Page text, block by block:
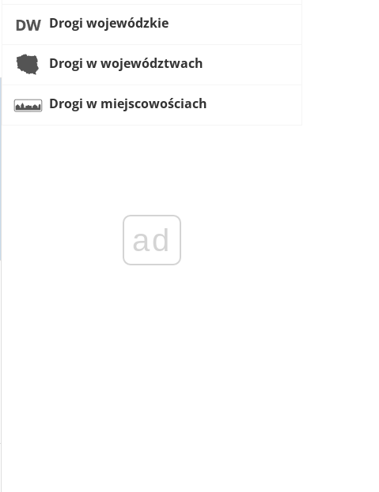
Drogi wojewódzkie
Drogi w województwach
Drogi w miejscowościach
ad